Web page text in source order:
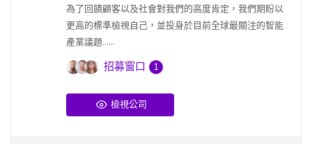
為了回饋顧客以及社會對我們的高度肯定，我們期盼以
更高的標準檢視自己，並投身於目前全球最關注的智能
產業議題......
招募窗口 1
檢視公司